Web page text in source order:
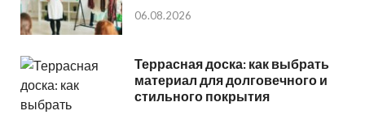
06.08.2026
Террасная доска: как выбрать
материал для долговечного и
стильного покрытия